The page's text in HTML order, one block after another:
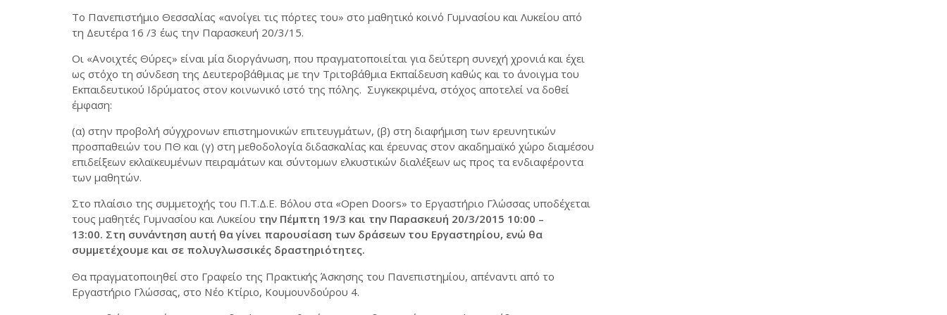
Το Πανεπιστήμιο Θεσσαλίας «ανοίγει τις πόρτες του» στο μαθητικό κοινό Γυμνασίου και Λυκείου από
τη Δευτέρα 16 /3 έως την Παρασκευή 20/3/15.
Οι «Ανοιχτές Θύρες» είναι μία διοργάνωση, που πραγματοποιείται για δεύτερη συνεχή χρονιά και έχει
ως στόχο τη σύνδεση της Δευτεροβάθμιας με την Τριτοβάθμια Εκπαίδευση καθώς και το άνοιγμα του
Εκπαιδευτικού Ιδρύματος στον κοινωνικό ιστό της πόλης. Συγκεκριμένα, στόχος αποτελεί να δοθεί
έμφαση:
(α) στην προβολή σύγχρονων επιστημονικών επιτευγμάτων, (β) στη διαφήμιση των ερευνητικών
προσπαθειών του ΠΘ και (γ) στη μεθοδολογία διδασκαλίας και έρευνας στον ακαδημαϊκό χώρο διαμέσου
επιδείξεων εκλαϊκευμένων πειραμάτων και σύντομων ελκυστικών διαλέξεων ως προς τα ενδιαφέροντα
των μαθητών.
Στο πλαίσιο της συμμετοχής του Π.Τ.Δ.Ε. Βόλου στα «Open Doors» το Εργαστήριο Γλώσσας υποδέχεται
τους μαθητές Γυμνασίου και Λυκείου την Πέμπτη 19/3 και την Παρασκευή 20/3/2015 10:00 –
13:00. Στη συνάντηση αυτή θα γίνει παρουσίαση των δράσεων του Εργαστηρίου, ενώ θα
συμμετέχουμε και σε πολυγλωσσικές δραστηριότητες.
Θα πραγματοποιηθεί στο Γραφείο της Πρακτικής Άσκησης του Πανεπιστημίου, απέναντι από το
Εργαστήριο Γλώσσας, στο Νέο Κτίριο, Κουμουνδούρου 4.